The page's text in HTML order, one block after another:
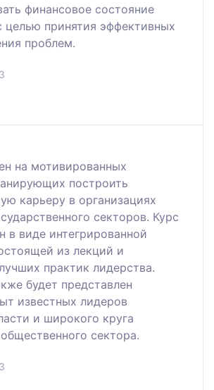
финансовое состояние
целью принятия эффективных
проблем.
на мотивированных
построить
карьеру в организациях
секторов. Курс
в виде интегрированной
из лекций и
практик лидерства.
будет представлен
известных лидеров
и широкого круга
сектора.